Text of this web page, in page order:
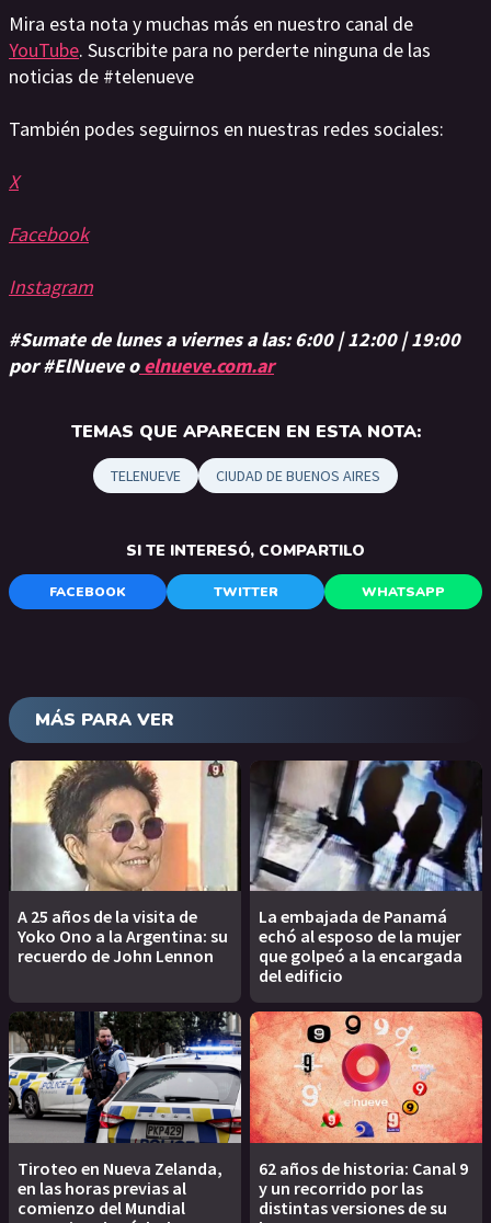
Mira esta nota y muchas más en nuestro canal de
YouTube. Suscribite para no perderte ninguna de las
noticias de #telenueve
También podes seguirnos en nuestras redes sociales:
X
Facebook
Instagram
#Sumate de lunes a viernes a las: 6:00 | 12:00 | 19:00
por #ElNueve o elnueve.com.ar
TEMAS QUE APARECEN EN ESTA NOTA:
TELENUEVE CIUDAD DE BUENOS AIRES
SI TE INTERESÓ, COMPARTILO
FACEBOOK TWITTER WHATSAPP
MÁS PARA VER
A 25 años de la visita de
Yoko Ono a la Argentina: su
recuerdo de John Lennon
La embajada de Panamá
echó al esposo de la mujer
que golpeó a la encargada
del edificio
Tiroteo en Nueva Zelanda,
en las horas previas al
comienzo del Mundial
62 años de historia: Canal 9
y un recorrido por las
distintas versiones de su